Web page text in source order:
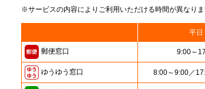
※サービスの内容によりご利用いただける時間が異なり
平日
郵便窓口 9:00～
ゆうゆう窓口 8:00～9:00／